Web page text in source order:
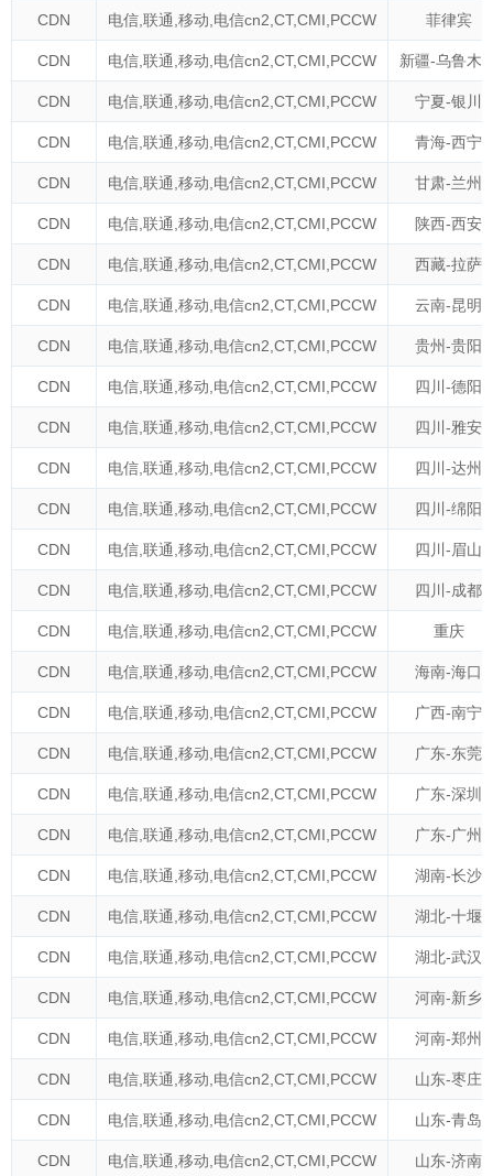
CDN 电信,联通,移动,电信cn2,CT,CMI,PCCW 菲律宾
CDN 电信,联通,移动,电信cn2,CT,CMI,PCCW 新疆-乌鲁木
CDN 电信,联通,移动,电信cn2,CT,CMI,PCCW 宁夏-银川
CDN 电信,联通,移动,电信cn2,CT,CMI,PCCW 青海-西宁
CDN 电信,联通,移动,电信cn2,CT,CMI,PCCW 甘肃-兰州
CDN 电信,联通,移动,电信cn2,CT,CMI,PCCW 陕西-西安
CDN 电信,联通,移动,电信cn2,CT,CMI,PCCW 西藏-拉萨
CDN 电信,联通,移动,电信cn2,CT,CMI,PCCW 云南-昆明
CDN 电信,联通,移动,电信cn2,CT,CMI,PCCW 贵州-贵阳
CDN 电信,联通,移动,电信cn2,CT,CMI,PCCW 四川-德阳
CDN 电信,联通,移动,电信cn2,CT,CMI,PCCW 四川-雅安
CDN 电信,联通,移动,电信cn2,CT,CMI,PCCW 四川-达州
CDN 电信,联通,移动,电信cn2,CT,CMI,PCCW 四川-绵阳
CDN 电信,联通,移动,电信cn2,CT,CMI,PCCW 四川-眉山
CDN 电信,联通,移动,电信cn2,CT,CMI,PCCW 四川-成都
CDN 电信,联通,移动,电信cn2,CT,CMI,PCCW 重庆
CDN 电信,联通,移动,电信cn2,CT,CMI,PCCW 海南-海口
CDN 电信,联通,移动,电信cn2,CT,CMI,PCCW 广西-南宁
CDN 电信,联通,移动,电信cn2,CT,CMI,PCCW 广东-东莞
CDN 电信,联通,移动,电信cn2,CT,CMI,PCCW 广东-深圳
CDN 电信,联通,移动,电信cn2,CT,CMI,PCCW 广东-广州
CDN 电信,联通,移动,电信cn2,CT,CMI,PCCW 湖南-长沙
CDN 电信,联通,移动,电信cn2,CT,CMI,PCCW 湖北-十堰
CDN 电信,联通,移动,电信cn2,CT,CMI,PCCW 湖北-武汉
CDN 电信,联通,移动,电信cn2,CT,CMI,PCCW 河南-新乡
CDN 电信,联通,移动,电信cn2,CT,CMI,PCCW 河南-郑州
CDN 电信,联通,移动,电信cn2,CT,CMI,PCCW 山东-枣庄
CDN 电信,联通,移动,电信cn2,CT,CMI,PCCW 山东-青岛
CDN 电信,联通,移动,电信cn2,CT,CMI,PCCW 山东-济南